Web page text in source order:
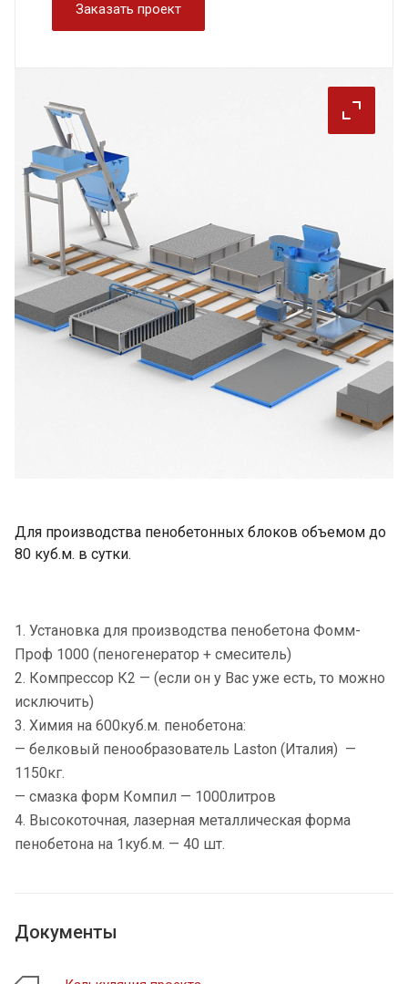
Заказать проект
Для производства пенобетонных блоков объемом до
80 куб.м. в сутки.
1. Установка для производства пенобетона Фомм-
Проф 1000 (пеногенератор + смеситель)
2. Компрессор К2 — (если он у Вас уже есть, то можно
исключить)
3. Химия на 600куб.м. пенобетона:
— белковый пенообразователь Laston (Италия) —
1150кг.
— смазка форм Компил — 1000литров
4. Высокоточная, лазерная металлическая форма
пенобетона на 1куб.м. — 40 шт.
Документы